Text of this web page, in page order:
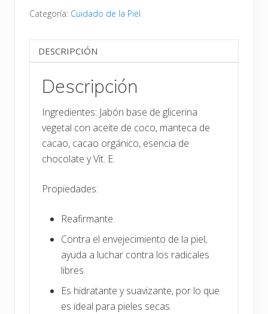
Categoría: Cuidado de la Piel
DESCRIPCIÓN
Descripción
Ingredientes: Jabón base de glicerina
vegetal con aceite de coco, manteca de
cacao, cacao orgánico, esencia de
chocolate y Vit. E.
Propiedades:
Reafirmante.
Contra el envejecimiento de la piel,
ayuda a luchar contra los radicales
libres.
Es hidratante y suavizante, por lo que
es ideal para pieles secas.